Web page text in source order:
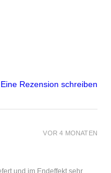
Eine Rezension schreiben
VOR 4 MONATEN
und im Endeffekt sehr